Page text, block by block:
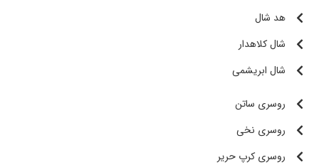
هد شال
شال کلاهدار
شال ابریشمی
روسری ساتن
روسری نخی
روسری کرپ حریر